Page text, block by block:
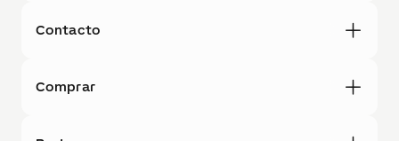
Contacto
Comprar